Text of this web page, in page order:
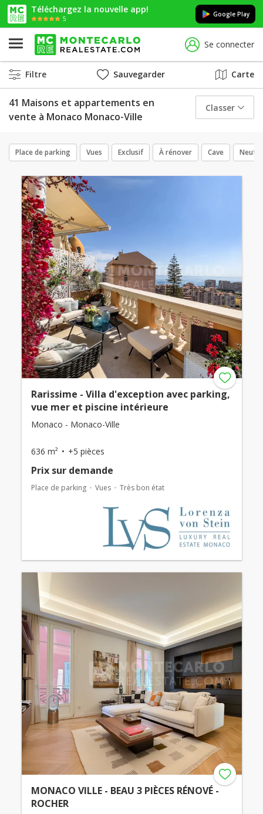
Téléchargez la nouvelle app!
5
Google Play
Se connecter
Filtre Sauvegarder Carte
41 Maisons et appartements en
vente à Monaco Monaco-Ville
Classer
Place de parking Vues Exclusif À rénover Cave Neuf
Rarissime - Villa d'exception avec parking,
vue mer et piscine intérieure
Monaco - Monaco-Ville
636 m² +5 pièces
Prix ​​sur demande
Place de parking Vues Très bon état
MONACO VILLE - BEAU 3 PIÈCES RÉNOVÉ -
ROCHER